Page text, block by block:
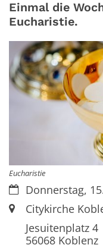
Einmal die
Eucharistie.
Eucharistie
Datum:Donnerstag,
Ort:Citykirche
Jesuitenplatz 4
56068Koblenz